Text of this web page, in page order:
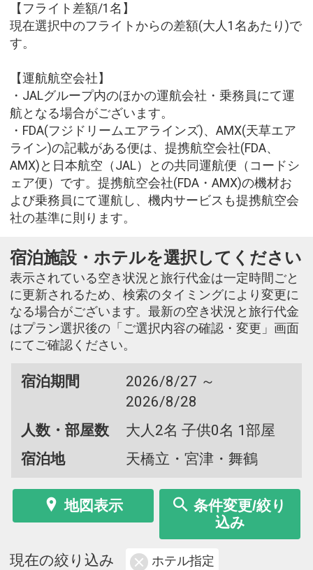
【フライト差額/1名】
現在選択中のフライトからの差額(大人1名あたり)で
す。
【運航航空会社】
・JALグループ内のほかの運航会社・乗務員にて運
航となる場合がございます。
・FDA(フジドリームエアラインズ)、AMX(天草エア
ライン)の記載がある便は、提携航空会社(FDA、
AMX)と日本航空（JAL）との共同運航便（コードシ
ェア便）です。提携航空会社(FDA・AMX)の機材お
よび乗務員にて運航し、機内サービスも提携航空会
社の基準に則ります。
宿泊施設・ホテルを選択してください
表示されている空き状況と旅行代金は一定時間ごと
に更新されるため、検索のタイミングにより変更に
なる場合がございます。最新の空き状況と旅行代金
はプラン選択後の「ご選択内容の確認・変更」画面
にてご確認ください。
宿泊期間
2026/8/27 ～
2026/8/28
人数・部屋数
大人2名 子供0名 1部屋
宿泊地
天橋立・宮津・舞鶴
地図表示
条件変更/絞り
込み
現在の絞り込み ホテル指定